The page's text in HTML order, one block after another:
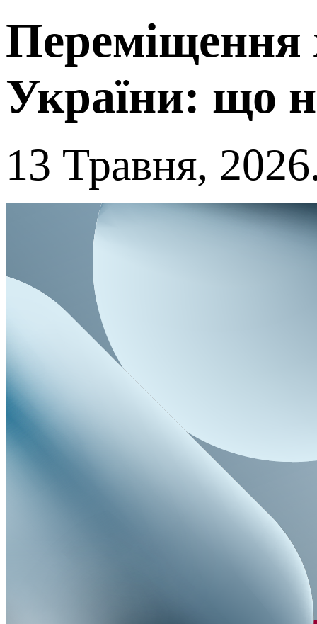
Переміщення
України: що
13 Травня,